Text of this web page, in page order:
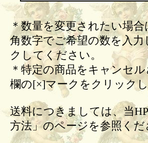
＊数量を変更されたい場
角数字でご希望の数を入
クしてください。
＊特定の商品をキャンセ
欄の[×]マークをクリック
送料につきましては、当
方法」のページを参照くだ